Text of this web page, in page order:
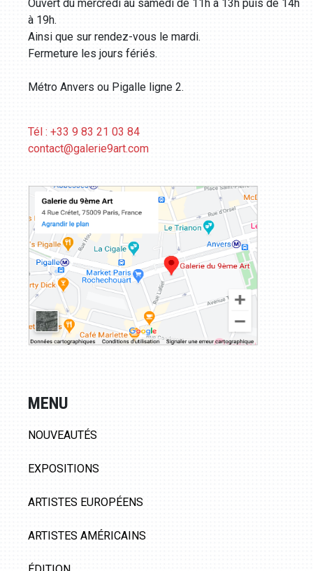
Ouvert du mercredi au samedi de 11h à 13h puis de 14h
à 19h.
Ainsi que sur rendez-vous le mardi.
Fermeture les jours fériés.
Métro Anvers ou Pigalle ligne 2.
Tél : +33 9 83 21 03 84
contact@galerie9art.com
MENU
NOUVEAUTÉS
EXPOSITIONS
ARTISTES EUROPÉENS
ARTISTES AMÉRICAINS